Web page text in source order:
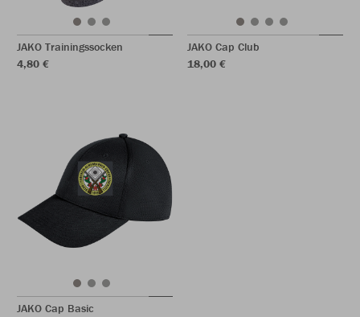
JAKO Trainingssocken
4,80 €
JAKO Cap Club
18,00 €
JAKO Cap Basic